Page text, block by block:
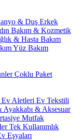
& Duş Erkek
Bakım & Kozmetik
& Hasta Bakım
Yüz Bakım
Çoklu Paket
Aletleri Ev Tekstili
& Aksesuar
Mutfak
Tek Kullanımlık
Eşyaları